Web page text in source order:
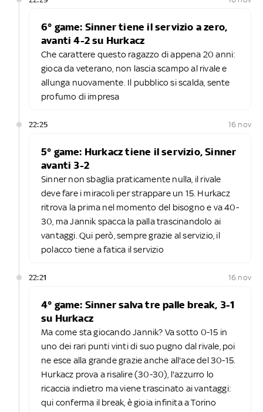
6° game: Sinner tiene il servizio a zero,
avanti 4-2 su Hurkacz
Che carattere questo ragazzo di appena 20 anni:
gioca da veterano, non lascia scampo al rivale e
allunga nuovamente. Il pubblico si scalda, sente
profumo di impresa
22:25 16 nov
5° game: Hurkacz tiene il servizio, Sinner
avanti 3-2
Sinner non sbaglia praticamente nulla, il rivale
deve fare i miracoli per strappare un 15. Hurkacz
ritrova la prima nel momento del bisogno e va 40-
30, ma Jannik spacca la palla trascinandolo ai
vantaggi. Qui però, sempre grazie al servizio, il
polacco tiene a fatica il servizio
22:21 16 nov
4° game: Sinner salva tre palle break, 3-1
su Hurkacz
Ma come sta giocando Jannik? Va sotto 0-15 in
uno dei rari punti vinti di suo pugno dal rivale, poi
ne esce alla grande grazie anche all'ace del 30-15.
Hurkacz prova a risalire (30-30), l'azzurro lo
ricaccia indietro ma viene trascinato ai vantaggi:
qui conferma il break, è gioia infinita a Torino